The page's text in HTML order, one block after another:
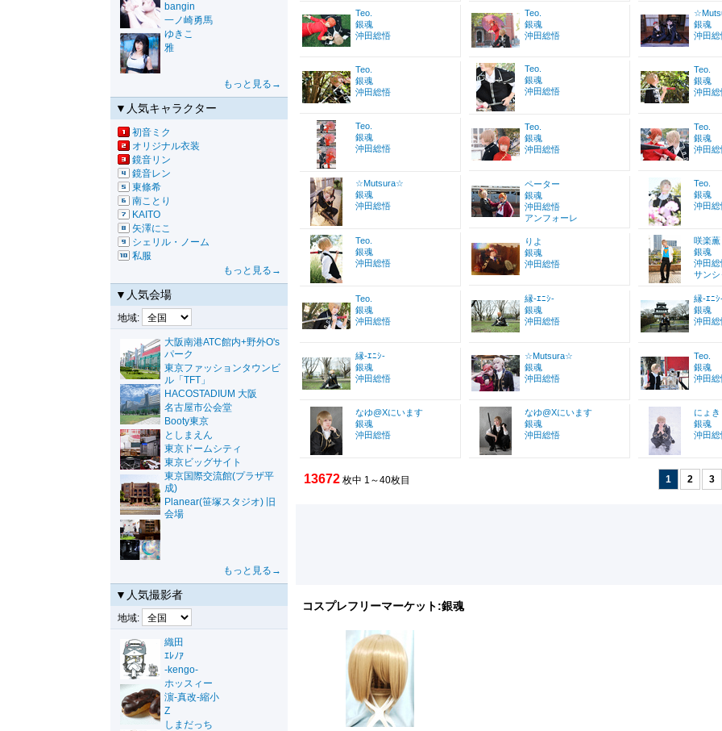
bangin
一ノ崎勇馬
ゆきこ
雅
もっと見る→
▼人気キャラクター
初音ミク
オリジナル衣装
鏡音リン
鏡音レン
東條希
南ことり
KAITO
矢澤にこ
シェリル・ノーム
私服
もっと見る→
▼人気会場
地域:
大阪南港ATC館内+野外O's
パーク
東京ファッションタウンビ
ル「TFT」
HACOSTADIUM 大阪
名古屋市公会堂
Booty東京
としまえん
東京ドームシティ
東京ビッグサイト
東京国際交流館(プラザ平
成)
Planear(笹塚スタジオ) 旧
会場
もっと見る→
▼人気撮影者
地域:
織田
ｴﾚﾉｱ
-kengo-
ホッスィー
濵-真改-縮小
Z
しまだっち
Teo.
銀魂
沖田総悟
Teo.
銀魂
沖田総悟
銀魂
沖田総
Teo.
銀魂
沖田総悟
Teo.
銀魂
沖田総悟
Teo.
銀魂
沖田総
Teo.
銀魂
沖田総悟
Teo.
銀魂
沖田総悟
Teo.
銀魂
沖田総
☆Mutsura☆
銀魂
沖田総悟
ペーター
銀魂
沖田総悟
アンフォーレ
Teo.
銀魂
沖田総
Teo.
銀魂
沖田総悟
りよ
銀魂
沖田総悟
咲楽薫
銀魂
沖田総
サン
Teo.
銀魂
沖田総悟
縁-ｴﾆｼ-
銀魂
沖田総悟
縁-ｴﾆｼ
銀魂
沖田総
縁-ｴﾆｼ-
銀魂
沖田総悟
☆Mutsura☆
銀魂
沖田総悟
Teo.
銀魂
沖田総
なゆ@Xにいます
銀魂
沖田総悟
なゆ@Xにいます
銀魂
沖田総悟
にょき
銀魂
沖田総
13672 枚中 1～40枚目 1 2 3
コスプレフリーマーケット:銀魂